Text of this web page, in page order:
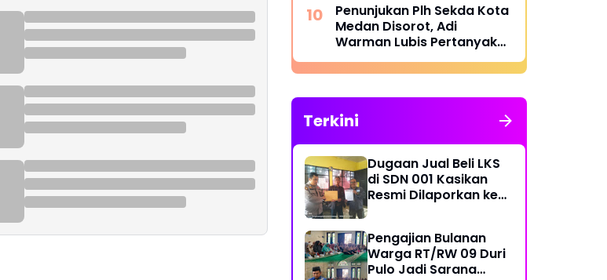
Metroterkini.id Desak Usut
Kasus Ini
Penunjukan Plh Sekda Kota
Medan Disorot, Adi
Warman Lubis Pertanyakan
Komitmen terhadap Sistem
Merit
Terkini
Dugaan Jual Beli LKS
di SDN 001 Kasikan
Resmi Dilaporkan ke
Metroterkini.id Desak
Usut Kasus Ini
Pengajian Bulanan
Warga RT/RW 09 Duri
Pulo Jadi Sarana